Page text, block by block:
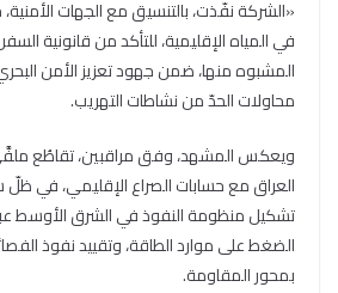
«الشركة نفّذت، بالتنسيق مع الجهات
في المياه الإقليمية، للتأكد من قانونية
المشبوه منها، ضمن جهود تعزيز الأمن
محاولات الحدّ من نشاطات التهريب.
ويعكس المشهد، وفق مراقبين، تقاطُع
العراق مع حسابات الصراع الإقليمي، في
تشكيل منظومة النفوذ في الشرق الأوسط
الضغط على موارد الطاقة، وتقييد نفوذ
بمحور المقاومة.